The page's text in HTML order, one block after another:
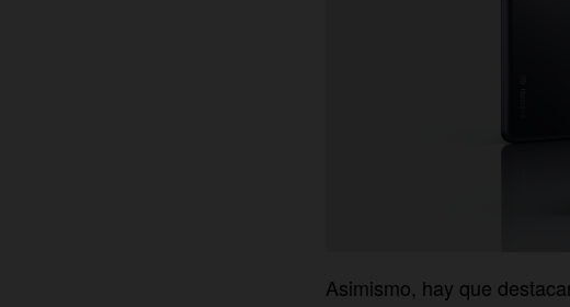
Asimismo, hay que